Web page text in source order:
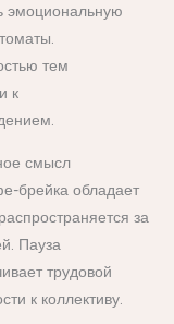
эмоциональную
тем
к
смысл
брейка обладает
за
Пауза
трудовой
к коллективу.